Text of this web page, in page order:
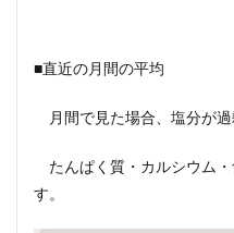
■直近の月間の平均
月間で見た場合、塩分が過
たんぱく質・カルシウム
す。